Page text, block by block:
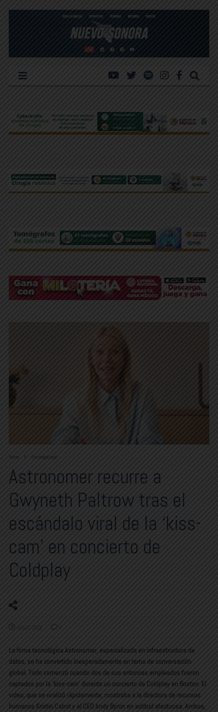
Home Uncategorized
Astronomer recurre a
Gwyneth Paltrow tras el
escándalo viral de la ‘kiss-
cam’ en concierto de
Coldplay
julio 27, 2025 0
La firma tecnológica Astronomer, especializada en infraestructura de
datos, se ha convertido inesperadamente en tema de conversación
global. Todo comenzó cuando dos de sus entonces empleados fueron
captados por la ‘kiss-cam’ durante un concierto de Coldplay en Boston. El
video, que se viralizó rápidamente, mostraba a la directora de recursos
humanos Kristin Cabot y al CEO Andy Byron en actitud afectuosa. Ambos,